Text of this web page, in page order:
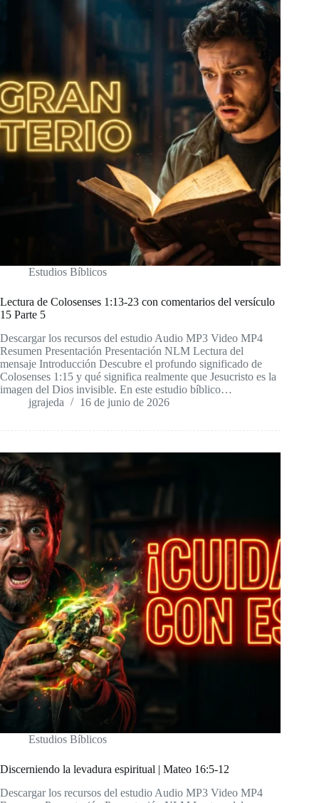
Estudios Bíblicos
Lectura de Colosenses 1:13-23 con comentarios del versículo
15 Parte 5
Descargar los recursos del estudio Audio MP3 Video MP4
Resumen Presentación Presentación NLM Lectura del
mensaje Introducción Descubre el profundo significado de
Colosenses 1:15 y qué significa realmente que Jesucristo es la
imagen del Dios invisible. En este estudio bíblico…
jgrajeda
16 de junio de 2026
Estudios Bíblicos
Discerniendo la levadura espiritual | Mateo 16:5-12
Descargar los recursos del estudio Audio MP3 Video MP4